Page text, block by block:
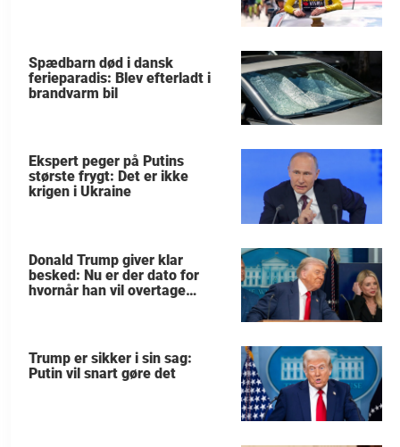
Spædbarn død i dansk
ferieparadis: Blev efterladt i
brandvarm bil
Ekspert peger på Putins
største frygt: Det er ikke
krigen i Ukraine
Donald Trump giver klar
besked: Nu er der dato for
hvornår han vil overtage
Trump er sikker i sin sag:
Putin vil snart gøre det